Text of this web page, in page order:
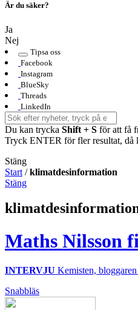
Är du säker?
Ja
Nej
Tipsa oss
Facebook
Instagram
BlueSky
Threads
LinkedIn
Du kan trycka Shift + S för att få
Tryck ENTER för fler resultat, då
Stäng
Start /klimatdesinformation
Stäng
Maths Nilsson
INTERVJU Kemisten,
Snabbläs